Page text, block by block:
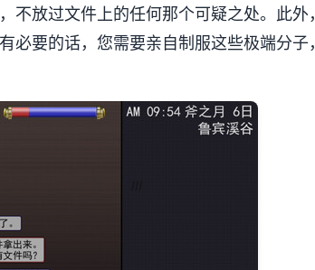
不放过文件上的任何那个可疑之处。此外
必要的话，您需要亲自制服这些极端分子